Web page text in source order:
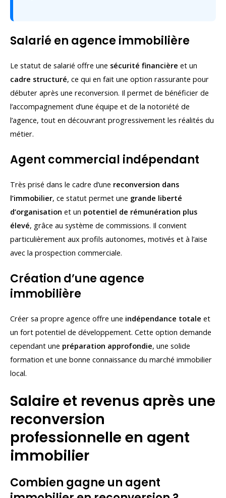
Salarié en agence immobilière
Le statut de salarié offre une sécurité financière et un
cadre structuré, ce qui en fait une option rassurante pour
débuter après une reconversion. Il permet de bénéficier de
l’accompagnement d’une équipe et de la notoriété de
l’agence, tout en découvrant progressivement les réalités du
métier.
Agent commercial indépendant
Très prisé dans le cadre d’une reconversion dans
l’immobilier, ce statut permet une grande liberté
d’organisation et un potentiel de rémunération plus
élevé, grâce au système de commissions. Il convient
particulièrement aux profils autonomes, motivés et à l’aise
avec la prospection commerciale.
Création d’une agence
immobilière
Créer sa propre agence offre une indépendance totale et
un fort potentiel de développement. Cette option demande
cependant une préparation approfondie, une solide
formation et une bonne connaissance du marché immobilier
local.
Salaire et revenus après une
reconversion
professionnelle en agent
immobilier
Combien gagne un agent